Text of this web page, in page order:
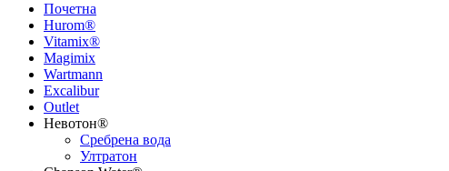
Почетна
Hurom®
Vitamix®
Magimix
Wartmann
Excalibur
Outlet
Невотон®
Сребрена вода
Ултратон